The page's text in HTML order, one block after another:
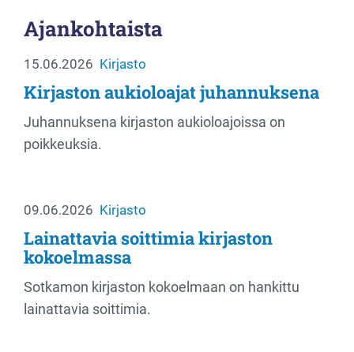
Ajankohtaista
15.06.2026 Kirjasto
Kirjaston aukioloajat juhannuksena
Juhannuksena kirjaston aukioloajoissa on
poikkeuksia.
09.06.2026 Kirjasto
Lainattavia soittimia kirjaston
kokoelmassa
Sotkamon kirjaston kokoelmaan on hankittu
lainattavia soittimia.